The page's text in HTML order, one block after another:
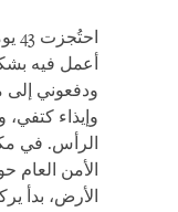
أعمل فيه
ودفعوني
وإيذاء
الرأس. في
الأرض، بدأ